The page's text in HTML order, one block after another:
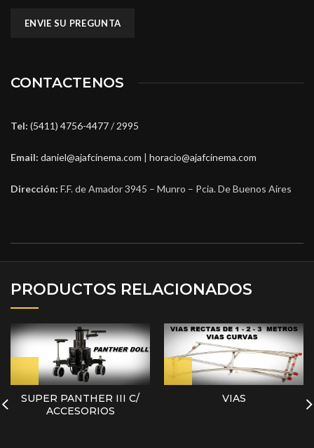
CONTACTENOS
Tel: (5411) 4756-4477/2995
Email: daniel@ajafcinema.com | horacio@ajafcinema.com
Dirección: F.F. de Amador 3945 – Munro – Pcia. De Buenos Aires
PRODUCTOS RELACIONADOS
SUPER PANTHER III C/
ACCESORIOS
VIAS